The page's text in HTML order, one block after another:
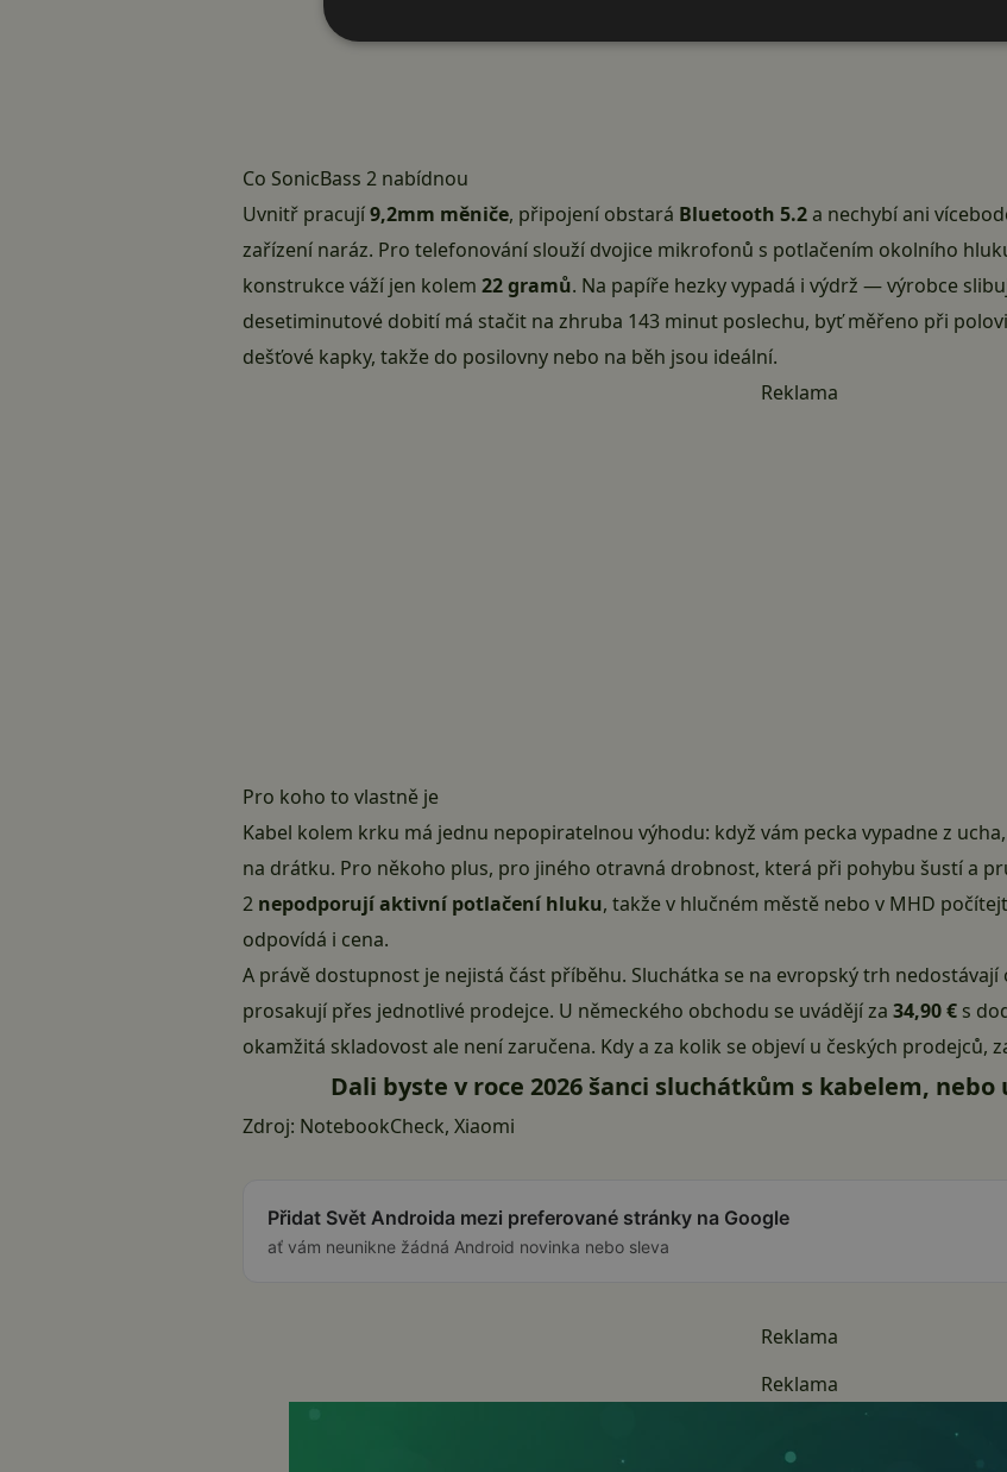
Co SonicBass 2 nabídnou
Uvnitř pracují9,2mm měniče, připojení obstará Bluetooth 5.2a nechybí ani
zařízení naráz. Pro telefonování slouží dvojice mikrofonů s potlačením okolního
konstrukce váží jen kolem 22 gramů. Na papíře hezky vypadá i výdrž — výrobce
desetiminutové dobití má stačit na zhruba 143 minut poslechu, byť měřeno při
dešťové kapky, takže do posilovny nebo na běh jsou ideální.
Reklama
Pro koho to vlastně je
Kabel kolem krku má jednu nepopiratelnou výhodu: když vám pecka vypadne z
na drátku. Pro někoho plus, pro jiného otravná drobnost, která při pohybu šustí a
2 nepodporují aktivní potlačení hluku, takže v hlučném městě nebo v MHD
odpovídá i cena.
A právě dostupnost je nejistá část příběhu. Sluchátka se na evropský trh
prosakují přes jednotlivé prodejce. U německého obchodu se uvádějí za 34,90 € s
okamžitá skladovost ale není zaručena. Kdy a za kolik se objeví u českých prodejců,
Dali byste v roce 2026 šanci sluchátkům s kabelem,
Zdroj: NotebookCheck, Xiaomi
Přidat Svět Androida mezi preferované stránky na Google
ať vám neunikne žádná Android novinka nebo sleva
Reklama
Reklama